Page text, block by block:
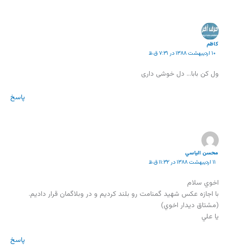
کاظم
۱۰ اردیبهشت ۱۳۸۸ در ۷:۳۱ ق.ظ
ول کن بابا… دل خوشی داری
پاسخ
محسن الياسي
۱۱ اردیبهشت ۱۳۸۸ در ۱۱:۳۲ ق.ظ
اخوي سلام
با اجازه عكس شهيد گمنامت رو بلند كرديم و در وبلاگمان قرار داديم.
(مشتاق ديدار اخوي)
يا علي
پاسخ